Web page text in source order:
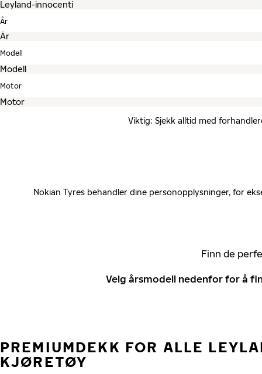
År
Modell
Motor
Viktig: Sjekk alltid med
Nokian Tyres behandler dine personopplysninger, for
Finn de
Velg årsmodell nedenfor for å
PREMIUMDEKK FOR ALLE
KJØRETØY